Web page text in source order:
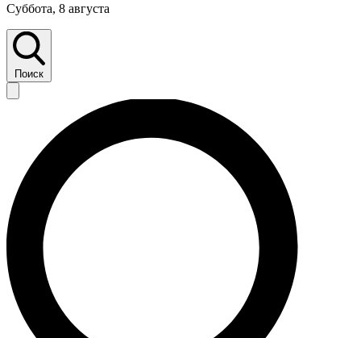
Суббота, 8 августа
Поиск